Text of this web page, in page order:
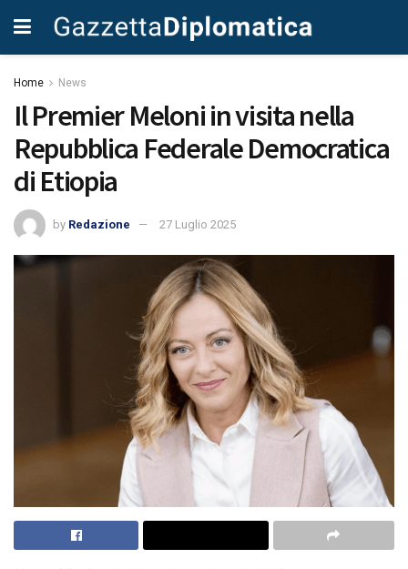
Home News
Il Premier Meloni in visita nella
Repubblica Federale Democratica
di Etiopia
by Redazione 27 Luglio 2025